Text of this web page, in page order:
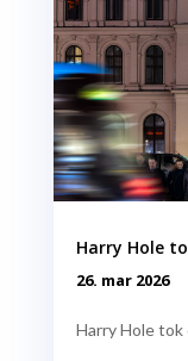
Harry Hole
26. mar 2026
Harry Hole